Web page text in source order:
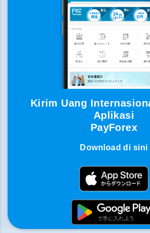
Kirim Uang
Aplikasi
PayForex
Download di sini